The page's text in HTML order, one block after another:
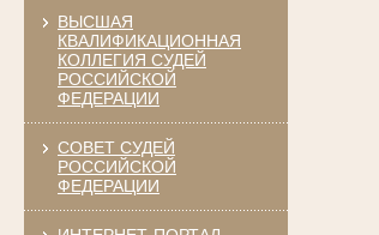
ВЫСШАЯ
КВАЛИФИКАЦИОННАЯ
КОЛЛЕГИЯ СУДЕЙ
РОССИЙСКОЙ
ФЕДЕРАЦИИ
СОВЕТ СУДЕЙ
РОССИЙСКОЙ
ФЕДЕРАЦИИ